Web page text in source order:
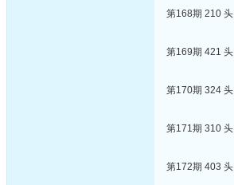
第168期 210 头
第169期 421 头
第170期 324 头
第171期 310 头
第172期 403 头